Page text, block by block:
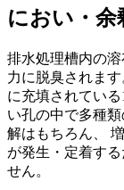
におい・余
排水処理槽内の
力に脱臭されま
に充填されてい
い孔の中で多種
解はもちろん、
が発生・定着す
せん。